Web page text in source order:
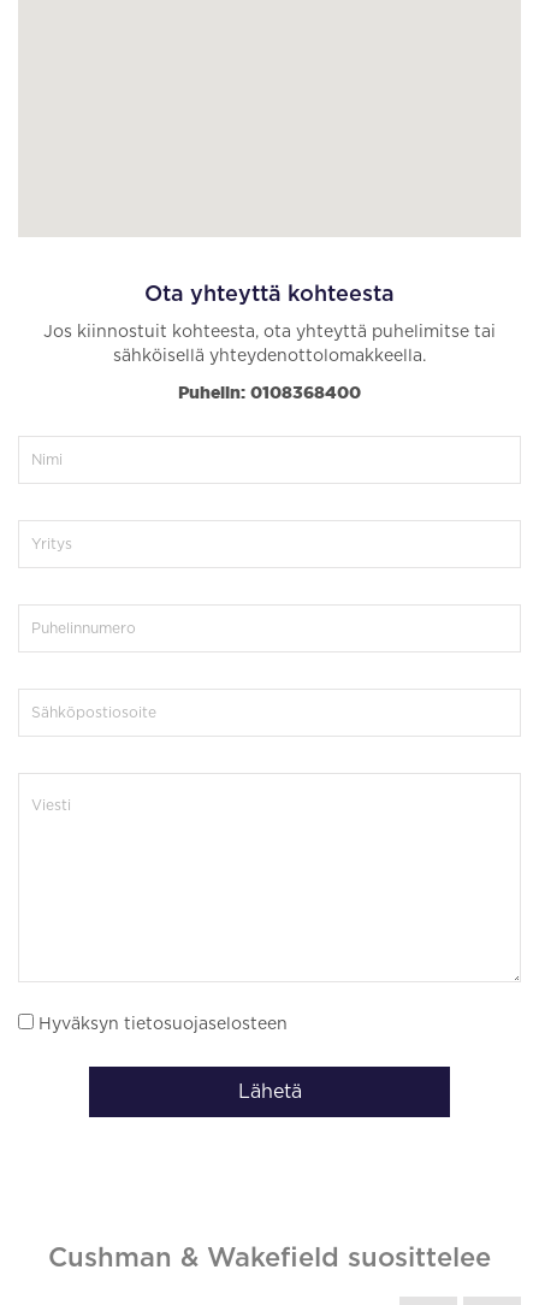
Ota yhteyttä kohteesta
Jos kiinnostuit kohteesta, ota yhteyttä puhelimitse tai
sähköisellä yhteydenottolomakkeella.
Puhelin: 0108368400
Hyväksyn tietosuojaselosteen
Lähetä
Cushman & Wakefield suosittelee